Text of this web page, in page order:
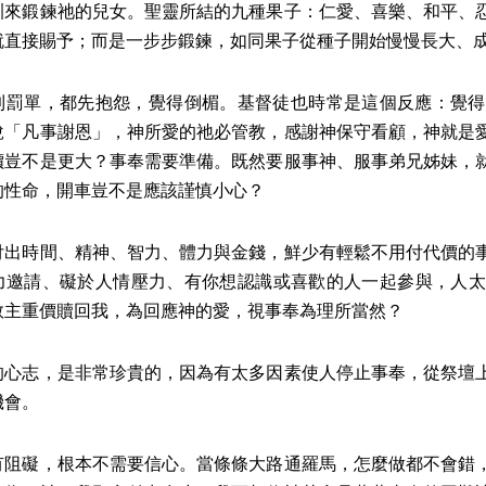
鍛鍊祂的兒女。聖靈所結的九種果子：仁愛、喜樂、和平
接賜予；而是一步步鍛鍊，如同果子從種子開始慢慢長大、
罰單，都先抱怨，覺得倒楣。基督徒也時常是這個反應：覺
凡事謝恩」，神所愛的祂必管教，感謝神保守看顧，神就
不是更大？事奉需要準備。既然要服事神、服事弟兄姊妹
命，開車豈不是應該謹慎小心？
時間、精神、智力、體力與金錢，鮮少有輕鬆不用付代價
邀請、礙於人情壓力、有你想認識或喜歡的人一起參與，
重價贖回我，為回應神的愛，視事奉為理所當然？
志，是非常珍貴的，因為有太多因素使人停止事奉，從祭
。
礙，根本不需要信心。當條條大路通羅馬，怎麼做都不會